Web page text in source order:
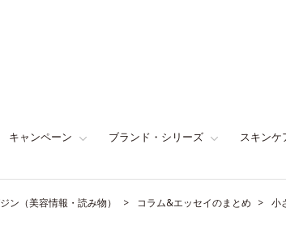
キャンペーン ブランド・シリーズ スキンケ
ン（美容情報・読み物） コラム&エッセイのまとめ 小